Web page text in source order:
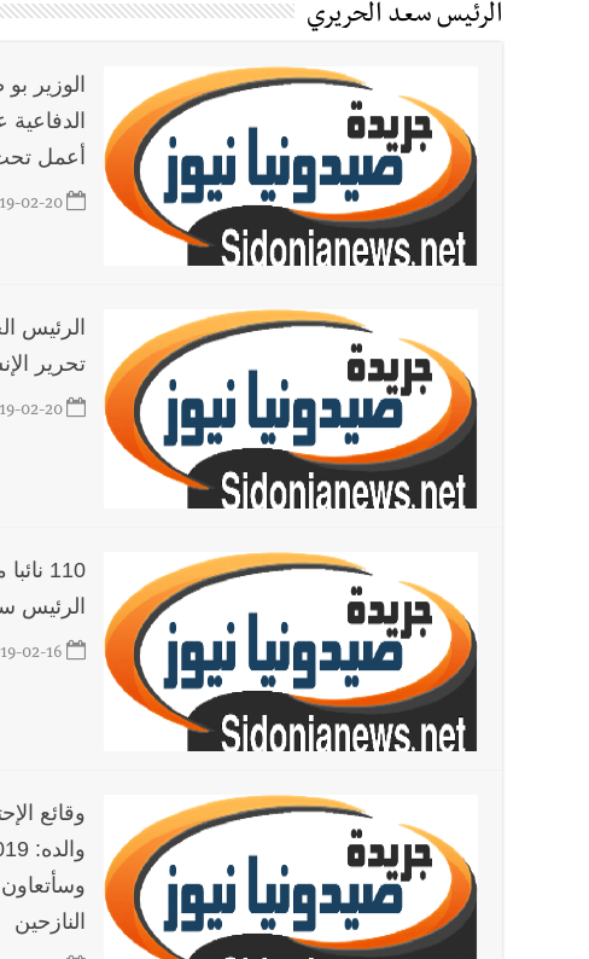
أخبار صيدا طنبوريت -قضاء صيدا تفتتح مهرجاناتها الصيفية بدعوة من بلديتها الخميس ٦-٨-٢٠٢٦ مع الفنان المميز
أخبار لبنان إنفجار مرفأ أم إنفجار دولة؟... كيف نحمي لبنان؟
أخبار لبنان مواجهة مؤجّلة لنزاع طويل
أخبار لبنان اجتماعات روما : هذا ما أكدته مصادر مواكبة
العالم العربي
تستمر هذه المعاناة التي تمزق القلوب والضمائر؟
أخبار العالم الرئيس الأميركي ترامب يحذّر إيران من ضربة
الرئيس سعد الحريري
الوزير
أعمل
02-20
الرئيس
تحرير
02-20
الرئيس
02-16
وقائع
النازحين